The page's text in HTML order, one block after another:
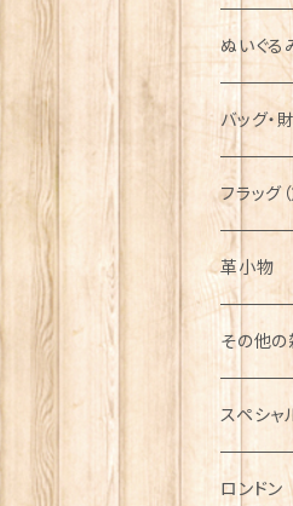
ぬいぐる
バッグ・
フラッグ（
革小物
その他
ミニカー
チャーム
スペシャ
ロンドン